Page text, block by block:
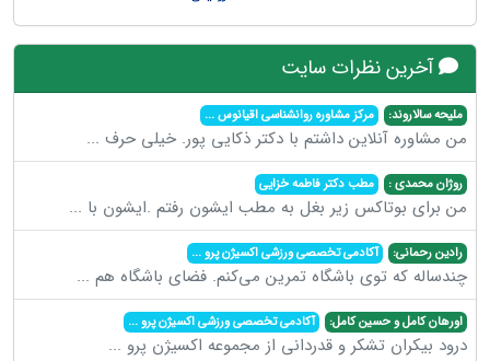
آخرین نظرات سایت
ملیحه سالاروند: مرکز مشاوره روانشناسی اقیانوس...
من مشاوره آنلاین داشتم با دکتر ذکایی پور. خیلی حرف ...
روژان محمدی : مطب دکتر فاطمه خزایی
من برای بوتاکس زیر بغل به مطب ایشون رفتم .ایشون با ...
رادین رحمانی: آکادمی تخصصی ورزشی اکسیژن پرو...
چندساله که توی باشگاه تمرین می‌کنم. فضای باشگاه هم ...
اورهان کامل و حسین کامل: آکادمی تخصصی ورزشی اکسیژن پرو...
درود بیکران تشکر و قدردانی از مجموعه اکسیژن پرو ...